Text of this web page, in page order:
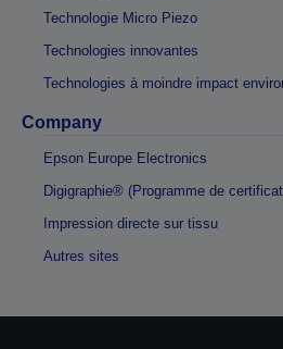
Technologie Micro Piezo
Technologies innovantes
Technologies à moindre impact
Company
Epson Europe Electronics
Digigraphie® (Programme de
Impression directe sur tissu
Autres sites